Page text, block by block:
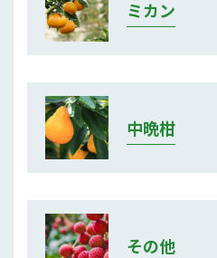
ミカン
中晩柑
その他